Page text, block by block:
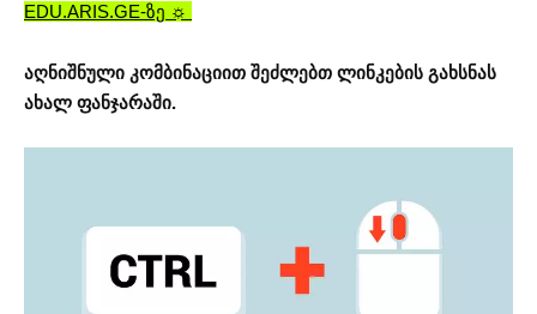
EDU.ARIS.GE-ზე ☼
აღნიშნული კომბინაციით შეძლებთ ლინკების გახსნას
ახალ ფანჯარაში.